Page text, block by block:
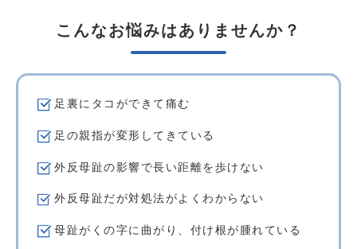
こんなお悩みはありませんか？
足裏にタコができて痛む
足の親指が変形してきている
外反母趾の影響で長い距離を歩けない
外反母趾だが対処法がよくわからない
母趾がくの字に曲がり、付け根が腫れている